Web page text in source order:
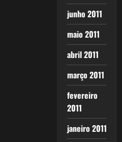
junho 2011
maio 2011
abril 2011
março 2011
fevereiro
2011
janeiro 2011